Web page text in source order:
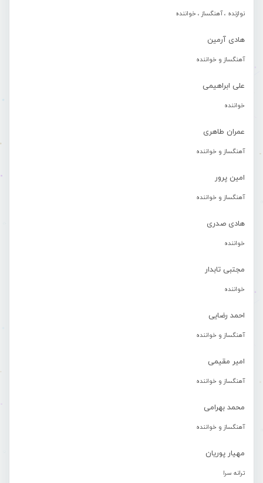
نوازنده ، آهنگساز ، خواننده
هادی آرمین
آهنگساز و خواننده
علی ابراهیمی
خواننده
عمران طاهری
آهنگساز و خواننده
امین پرور
آهنگساز و خواننده
هادی صدری
خواننده
مجتبی تابدار
خواننده
احمد رضایی
آهنگساز و خواننده
امیر مقیمی
آهنگساز و خواننده
محمد بهرامی
آهنگساز و خواننده
مهیار پوریان
ترانه سرا